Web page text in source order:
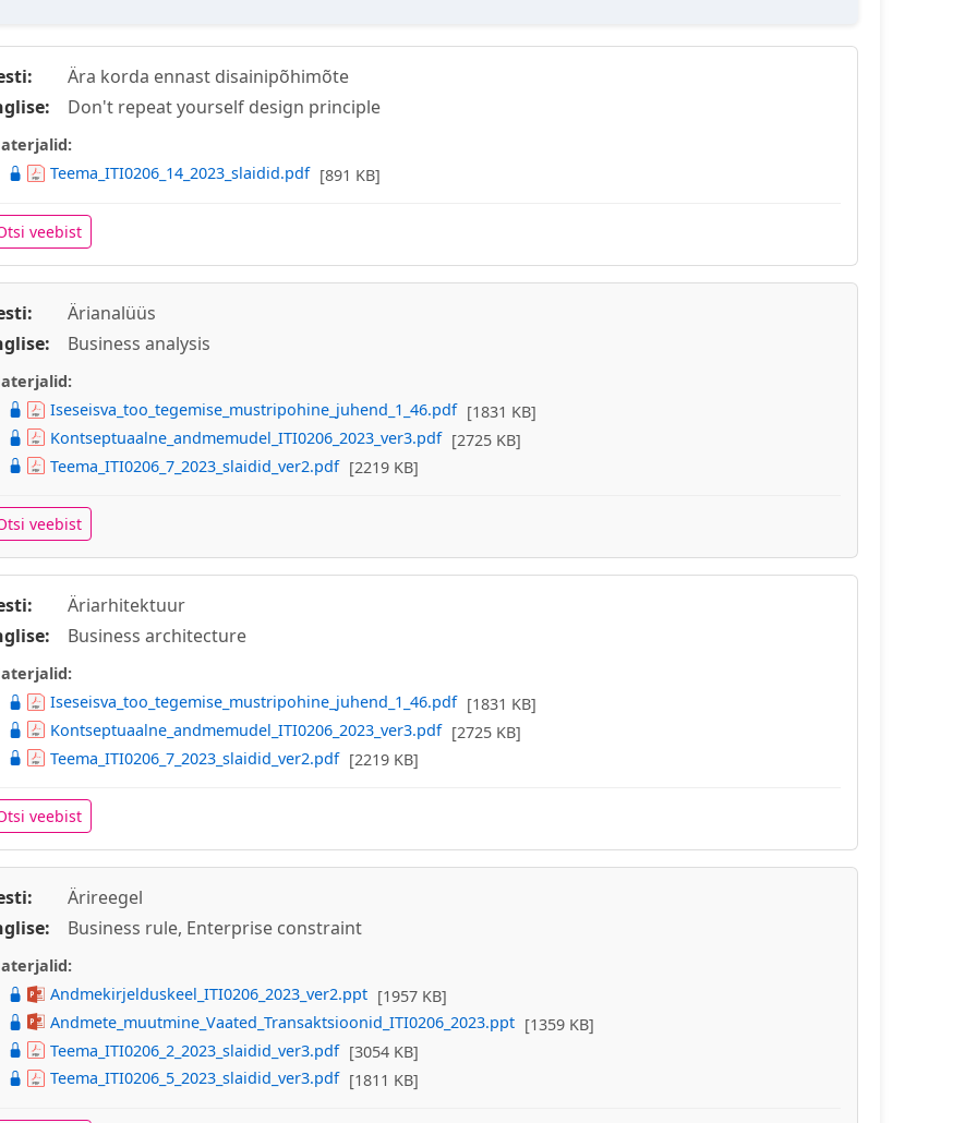
Ära korda ennast disainipõhimõte
Don't repeat yourself design principle
Teema_ITI0206_14_2023_slaidid.pdf [891 KB]
veebist
Ärianalüüs
Business analysis
Iseseisva_too_tegemise_mustripohine_juhend_1_46.pdf [1831 KB]
Kontseptuaalne_andmemudel_ITI0206_2023_ver3.pdf [2725 KB]
Teema_ITI0206_7_2023_slaidid_ver2.pdf [2219 KB]
veebist
Äriarhitektuur
Business architecture
Iseseisva_too_tegemise_mustripohine_juhend_1_46.pdf [1831 KB]
Kontseptuaalne_andmemudel_ITI0206_2023_ver3.pdf [2725 KB]
Teema_ITI0206_7_2023_slaidid_ver2.pdf [2219 KB]
veebist
Ärireegel
Business rule, Enterprise constraint
Andmekirjelduskeel_ITI0206_2023_ver2.ppt [1957 KB]
Andmete_muutmine_Vaated_Transaktsioonid_ITI0206_2023.ppt [1359 KB]
Teema_ITI0206_2_2023_slaidid_ver3.pdf [3054 KB]
Teema_ITI0206_5_2023_slaidid_ver3.pdf [1811 KB]